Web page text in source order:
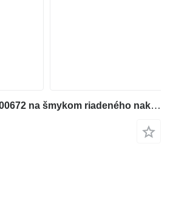
Vahadlo 7000668/7000672 na šmykom riadeného nakladača Bobcat S160